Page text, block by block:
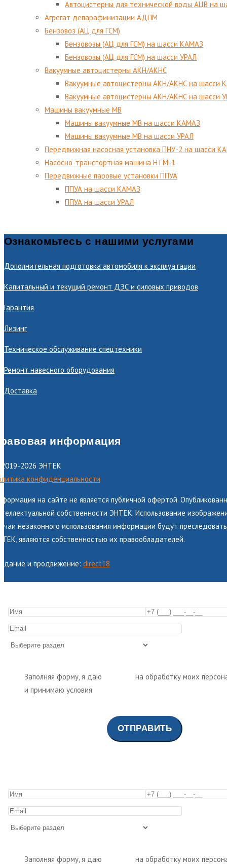
Автоцистерны для технической воды АЦВ на
Агрегат депарафинизации АДПМ
Бензовоз (АЦ для ГСМ)
Бензовозы (АЦ для ГСМ) на шасси КАМАЗ
Бензовозы (АЦ для ГСМ) на шасси УРАЛ
Вакуумные автоцистерны АКН/АКНС
Вакуумные автоцистерны АКН/АКНС на шасси
Вакуумные автоцистерны АКН/АКНС на шасси
Машины вакуумные МВ
Машины вакуумные МВ на шасси КАМАЗ
Машины вакуумные МВ на шасси УРАЛ
Передвижная насосная установка ПНУ-2 на шасси
Насосно-транспортная машина НТМ-1
Передвижные паровые установки ППУА
ППУА на шасси КАМАЗ
ППУА на шасси УРАЛ
Ознакомьтесь с нашими услугами
Дополнительная подготовка автомобиля к эксплуатации
Капитальный и текущий ремонт ДЭС и силовых приводов
Гарантия
Лизинг
Техническое обслуживание спецтехники
Ремонт навесного оборудования
Доставка
информация
2026 ЭНТЕК
конфиденциальности
на сайте не является публичной офертой.
собственности ЭНТЕК. Использование
незаконного использования информации будут
являются собственностью их правообладателей.
и продвижение: direct18
Заполняя форму, я даю
на обработку моих
и принимаю условия
Заполняя форму, я даю
на обработку моих